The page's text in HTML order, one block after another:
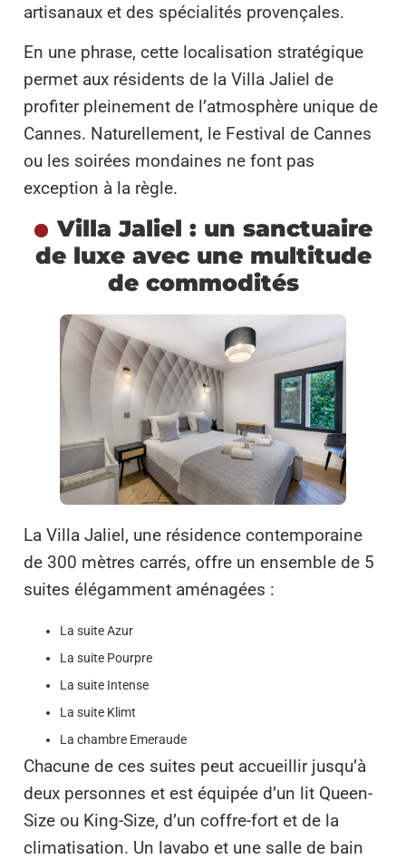
artisanaux et des spécialités provençales.
En une phrase, cette localisation stratégique
permet aux résidents de la Villa Jaliel de
profiter pleinement de l’atmosphère unique de
Cannes. Naturellement, le Festival de Cannes
ou les soirées mondaines ne font pas
exception à la règle.
Villa Jaliel : un sanctuaire
de luxe avec une multitude
de commodités
La Villa Jaliel, une résidence contemporaine
de 300 mètres carrés, offre un ensemble de 5
suites élégamment aménagées :
La suite Azur
La suite Pourpre
La suite Intense
La suite Klimt
La chambre Emeraude
Chacune de ces suites peut accueillir jusqu’à
deux personnes et est équipée d’un lit Queen-
Size ou King-Size, d’un coffre-fort et de la
climatisation. Un lavabo et une salle de bain